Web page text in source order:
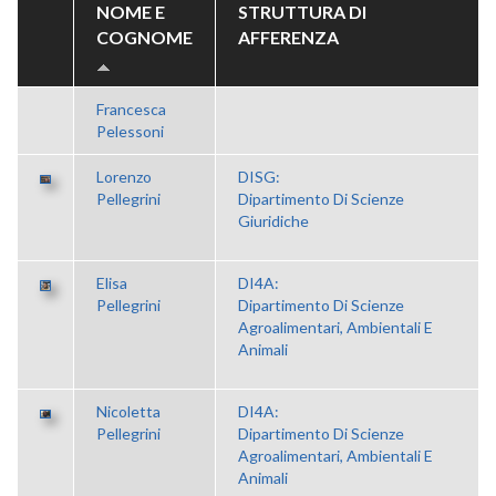
NOME E
COGNOME
STRUTTURA DI
AFFERENZA
Francesca
Pelessoni
Lorenzo
Pellegrini
DISG:
Dipartimento Di Scienze
Giuridiche
Elisa
Pellegrini
DI4A:
Dipartimento Di Scienze
Agroalimentari, Ambientali E
Animali
Nicoletta
Pellegrini
DI4A:
Dipartimento Di Scienze
Agroalimentari, Ambientali E
Animali